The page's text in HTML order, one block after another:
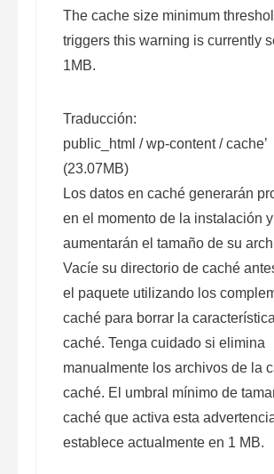
The cache size minimum
triggers this warning is currently
1MB.
Traducción:
public_html / wp-content / cache’
(23.07MB)
Los datos en caché generarán
en el momento de la instalación y
aumentarán el tamaño de su
Vacíe su directorio de caché
el paquete utilizando los
caché para borrar la
caché. Tenga cuidado si elimina
manualmente los archivos de la
caché. El umbral mínimo de
caché que activa esta
establece actualmente en 1 MB.